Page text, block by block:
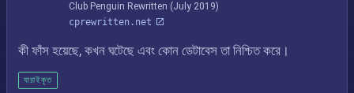
Club Penguin Rewritten (July 2019)
cprewritten.net
কী ফাঁস হয়েছে, কখন ঘটেছে এবং কোন ডেটাবেস তা নিশ্চিত করে।
যাচাইকৃত